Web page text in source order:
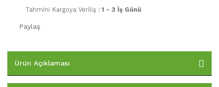
Tahmini Kargoya Veriliş : 1 - 3 İş Günü
Paylaş
Ürün Açıklaması